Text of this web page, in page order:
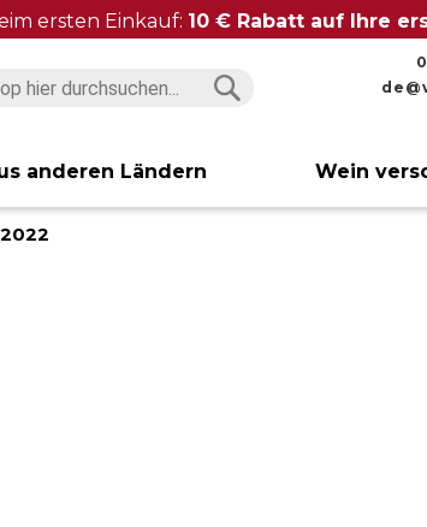
ersten Einkauf: 10 € Rabatt auf Ihre
anderen Ländern Wein